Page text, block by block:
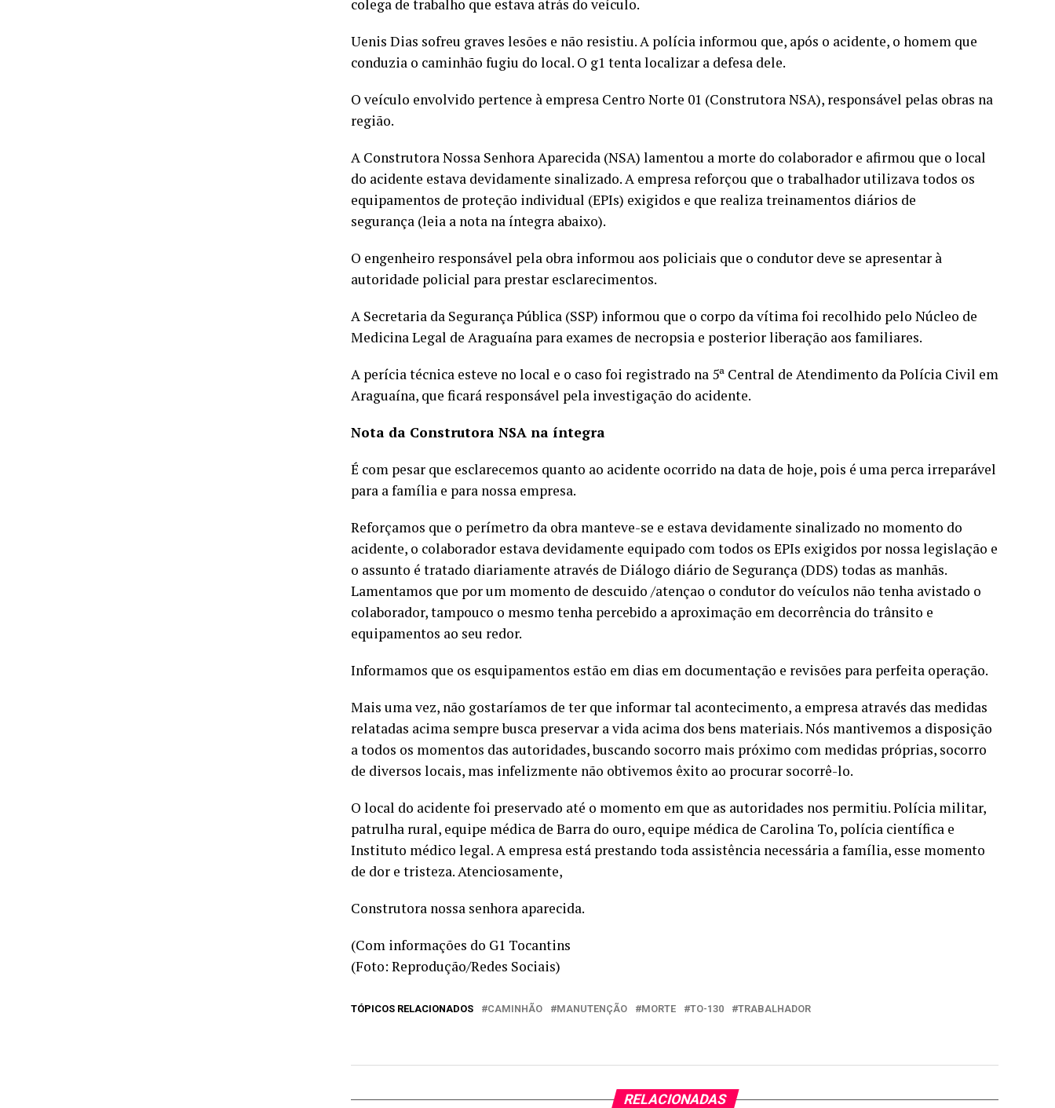
colega de trabalho que estava atrás do veículo.
Uenis Dias sofreu graves lesões e não resistiu. A polícia informou que, após o acidente, o homem que
conduzia o caminhão fugiu do local. O g1 tenta localizar a defesa dele.
O veículo envolvido pertence à empresa Centro Norte 01 (Construtora NSA), responsável pelas obras na
região.
A Construtora Nossa Senhora Aparecida (NSA) lamentou a morte do colaborador e afirmou que o local
do acidente estava devidamente sinalizado. A empresa reforçou que o trabalhador utilizava todos os
equipamentos de proteção individual (EPIs) exigidos e que realiza treinamentos diários de
segurança (leia a nota na íntegra abaixo).
O engenheiro responsável pela obra informou aos policiais que o condutor deve se apresentar à
autoridade policial para prestar esclarecimentos.
A Secretaria da Segurança Pública (SSP) informou que o corpo da vítima foi recolhido pelo Núcleo de
Medicina Legal de Araguaína para exames de necropsia e posterior liberação aos familiares.
A perícia técnica esteve no local e o caso foi registrado na 5ª Central de Atendimento da Polícia Civil em
Araguaína, que ficará responsável pela investigação do acidente.
Nota da Construtora NSA na íntegra
É com pesar que esclarecemos quanto ao acidente ocorrido na data de hoje, pois é uma perca irreparável
para a família e para nossa empresa.
Reforçamos que o perímetro da obra manteve-se e estava devidamente sinalizado no momento do
acidente, o colaborador estava devidamente equipado com todos os EPIs exigidos por nossa legislação e
o assunto é tratado diariamente através de Diálogo diário de Segurança (DDS) todas as manhãs.
Lamentamos que por um momento de descuido /atençao o condutor do veículos não tenha avistado o
colaborador, tampouco o mesmo tenha percebido a aproximação em decorrência do trânsito e
equipamentos ao seu redor.
Informamos que os esquipamentos estão em dias em documentação e revisões para perfeita operação.
Mais uma vez, não gostaríamos de ter que informar tal acontecimento, a empresa através das medidas
relatadas acima sempre busca preservar a vida acima dos bens materiais. Nós mantivemos a disposição
a todos os momentos das autoridades, buscando socorro mais próximo com medidas próprias, socorro
de diversos locais, mas infelizmente não obtivemos êxito ao procurar socorrê-lo.
O local do acidente foi preservado até o momento em que as autoridades nos permitiu. Polícia militar,
patrulha rural, equipe médica de Barra do ouro, equipe médica de Carolina To, polícia científica e
Instituto médico legal. A empresa está prestando toda assistência necessária a família, esse momento
de dor e tristeza. Atenciosamente,
Construtora nossa senhora aparecida.
(Com informações do G1 Tocantins
(Foto: Reprodução/Redes Sociais)
TÓPICOS RELACIONADOS CAMINHÃO MANUTENÇÃO MORTE TO-130 TRABALHADOR
RELACIONADAS